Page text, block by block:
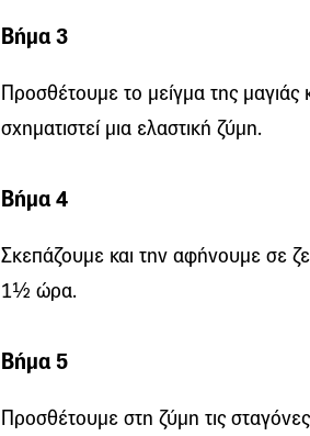
Βήμα 3
Προσθέτουμε το μείγμα της
σχηματιστεί μια ελαστική ζύμη.
Βήμα 4
Σκεπάζουμε και την αφήνουμε σε
1½ ώρα.
Βήμα 5
Προσθέτουμε στη ζύμη τις